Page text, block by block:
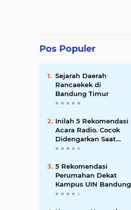
Pos Populer
Sejarah Daerah
Rancaekek di
Bandung Timur
Inilah 5 Rekomendasi
Acara Radio. Cocok
Didengarkan Saat
Macet
5 Rekomendasi
Perumahan Dekat
Kampus UIN Bandung